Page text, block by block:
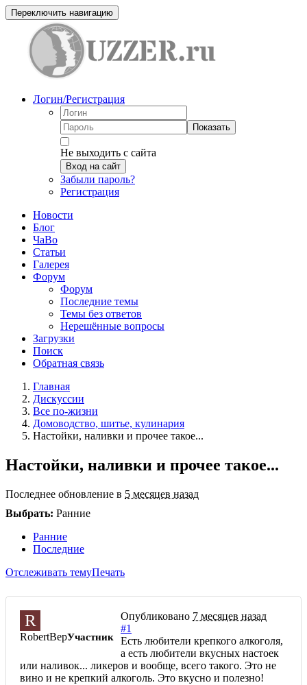
Переключить навигацию
Логин/Регистрация
Показать
Не выходить с сайта
Вход на сайт
Забыли пароль?
Регистрация
Новости
Блог
ЧаВо
Статьи
Галерея
Форум
Форум
Последние темы
Темы без ответов
Нерешённые вопросы
Загрузки
Поиск
Обратная связь
Главная
Дискуссии
Все по-жизни
Домоводство, шитье, кулинария
Настойки, наливки и прочее такое...
Настойки, наливки и прочее такое...
Последнее обновление в 5 месяцев назад
Выбрать: Ранние
Ранние
Последние
Отслеживать темуПечать
R
RobertBepУчастник
Опубликовано 7 месяцев назад
#1
Есть любители крепкого алкоголя,
а есть любители вкусных настоек
или наливок... ликеров и вообще, всего такого. Это не
вино и не крепкий алкоголь. Это вкусно и полезно!